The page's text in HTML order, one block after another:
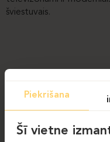
Piekrišana
Šī vietne